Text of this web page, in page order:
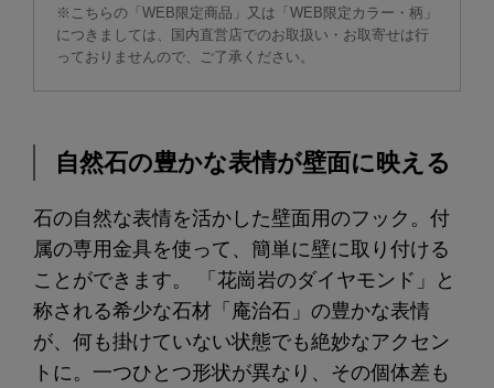
※こちらの「WEB限定商品」又は「WEB限定カラー・柄」
につきましては、国内直営店でのお取扱い・お取寄せは行
っておりませんので、ご了承ください。
自然石の豊かな表情が壁面に映える
石の自然な表情を活かした壁面用のフック。付
属の専用金具を使って、簡単に壁に取り付ける
ことができます。 「花崗岩のダイヤモンド」と
称される希少な石材「庵治石」の豊かな表情
が、何も掛けていない状態でも絶妙なアクセン
トに。一つひとつ形状が異なり、その個体差も